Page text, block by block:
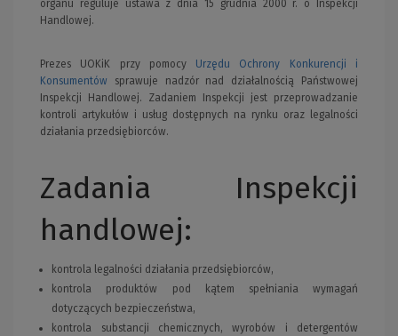
organu reguluje ustawa z dnia 15 grudnia 2000 r. o Inspekcji
Handlowej.
Prezes UOKiK przy pomocy Urzędu Ochrony Konkurencji i
Konsumentów sprawuje nadzór nad działalnością Państwowej
Inspekcji Handlowej. Zadaniem Inspekcji jest przeprowadzanie
kontroli artykułów i usług dostępnych na rynku oraz legalności
działania przedsiębiorców.
Zadania Inspekcji
handlowej:
kontrola legalności działania przedsiębiorców,
kontrola produktów pod kątem spełniania wymagań
dotyczących bezpieczeństwa,
kontrola substancji chemicznych, wyrobów i detergentów